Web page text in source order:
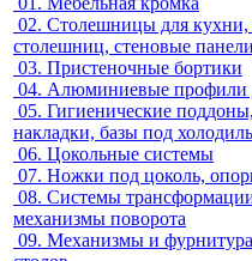
02. Столешницы для кухни,
столешниц, стеновые панели
03. Пристеночные бортики
04. Алюминиевые профили
05. Гигиенические
накладки, базы под
06. Цокольные системы
07. Ножки под цоколь,
08. Системы
механизмы поворота
09. Механизмы и фурнитура